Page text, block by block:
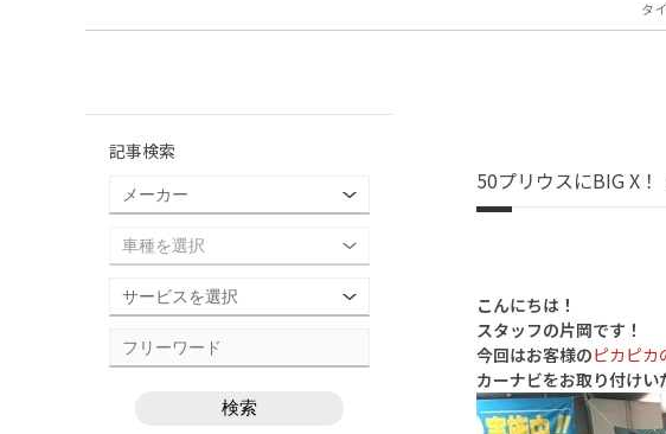
タ
50プリウスにBIG X！
こんにちは！
スタッフの片岡です！
今回はお客様のピカピカ
カーナビをお取り付けい
記事検索